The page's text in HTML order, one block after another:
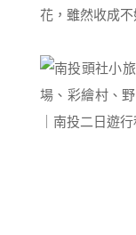
花，雖然收成